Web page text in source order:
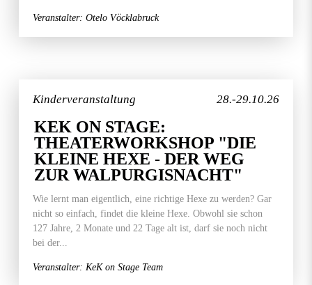
Veranstalter: Otelo Vöcklabruck
28.-29.10.26
Kinderveranstaltung
KEK ON STAGE:
THEATERWORKSHOP "DIE
KLEINE HEXE - DER WEG
ZUR WALPURGISNACHT"
Wie lernt man eigentlich, eine richtige Hexe zu werden? Gar
nicht so einfach, findet die kleine Hexe. Obwohl sie schon
127 Jahre, 2 Monate und 22 Tage alt ist, darf sie noch nicht
bei der...
Veranstalter: KeK on Stage Team